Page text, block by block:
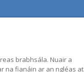
brabhsála. Nuair a
na fianáin ar an ngléas